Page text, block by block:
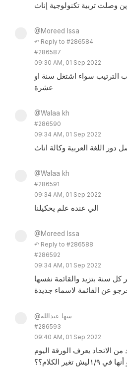
وصلت تربية تكنولوجية إناث
@Moreed Issa
↶ Reply to #286584
#286587
09:30 AM, 01 Sep 2022
الترتيب سواء اشتغل سنة او
عشرة
@Walaa kh
#286590
09:34 AM, 01 Sep 2022
اللغة العربية وكالة اناث
@Walaa kh
#286591
09:34 AM, 01 Sep 2022
الي عنده علم يحكيلنا
@Moreed Issa
↶ Reply to #286588
#286592
09:34 AM, 01 Sep 2022
كل سنة بتزيد والقائمة نفسها
عن القائمة لاسماء جديدة
@سها عبدالله
#286593
09:40 AM, 01 Sep 2022
الاتحاد يعرف الورقة اليوم
تغير الكلام؟؟